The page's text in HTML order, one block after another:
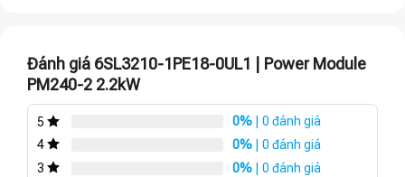
Đánh giá 6SL3210-1PE18-0UL1 | Power Module
PM240-2 2.2kW
5 0% | 0 đánh giá
4
0% | 0 đánh giá
3
0% | 0 đánh giá